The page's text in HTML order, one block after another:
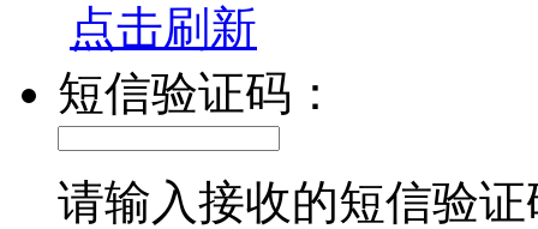
点击刷新
短信验证码：
请输入接收的短信验证